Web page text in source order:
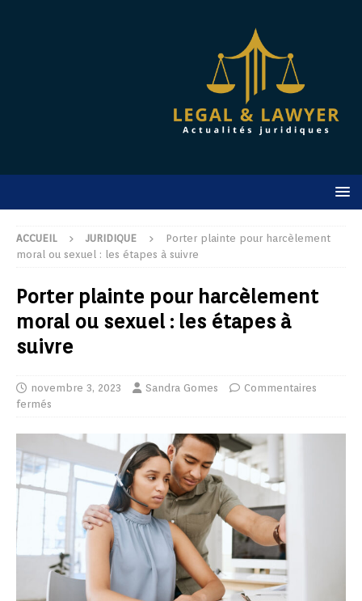
ACCUEIL JURIDIQUE
Porter plainte pour harcèlement
moral ou sexuel : les étapes à suivre
Porter plainte pour harcèlement
moral ou sexuel : les étapes à
suivre
novembre 3, 2023 Sandra Gomes
Commentaires
fermés